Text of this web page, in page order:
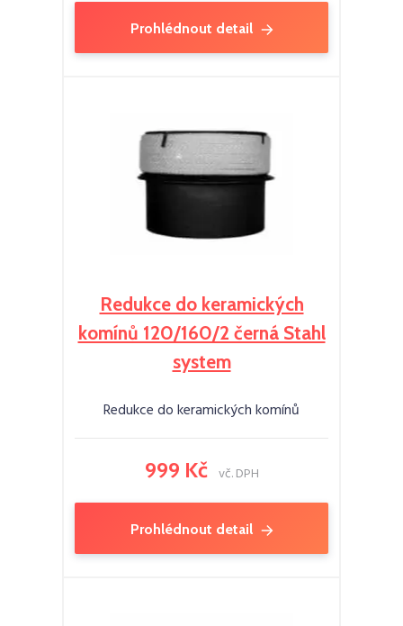
Prohlédnout detail
Redukce do keramických
komínů 120/160/2 černá Stahl
system
Redukce do keramických komínů
999 Kč vč. DPH
Prohlédnout detail